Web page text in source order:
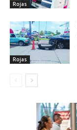
Rojas
Rojas